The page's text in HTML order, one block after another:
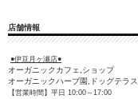
店舗情報
●伊豆月ヶ瀬店●
オーガニックカフェ,ショップ
オーガニックハーブ園,ドッグテラス
【営業時間】平日 10:00～17:00